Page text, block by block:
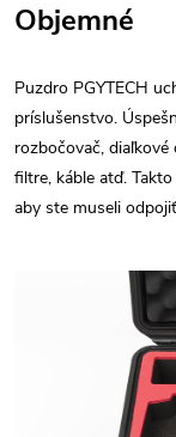
Objemné
Puzdro PGYTECH
príslušenstvo.
rozbočovač,
filtre, káble atď.
aby ste museli